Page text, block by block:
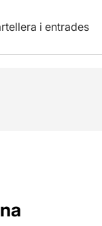
i entrades